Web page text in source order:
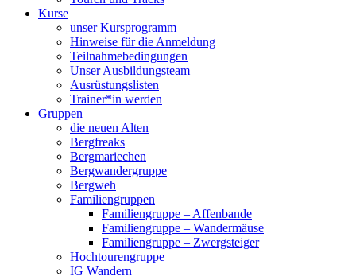
Kurse
unser Kursprogramm
Hinweise für die Anmeldung
Teilnahmebedingungen
Unser Ausbildungsteam
Ausrüstungslisten
Trainer*in werden
Gruppen
die neuen Alten
Bergfreaks
Bergmariechen
Bergwandergruppe
Bergweh
Familiengruppen
Familiengruppe – Affenbande
Familiengruppe – Wandermäuse
Familiengruppe – Zwergsteiger
Hochtourengruppe
IG Wandern